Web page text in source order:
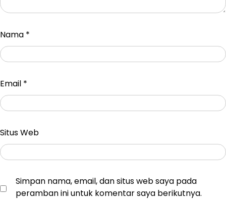
Nama *
Email *
Situs Web
Simpan nama, email, dan situs web saya pada
peramban ini untuk komentar saya berikutnya.